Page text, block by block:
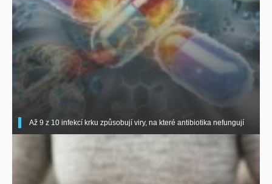
Až 9 z 10 infekcí krku způsobují viry, na které antibiotika nefungují